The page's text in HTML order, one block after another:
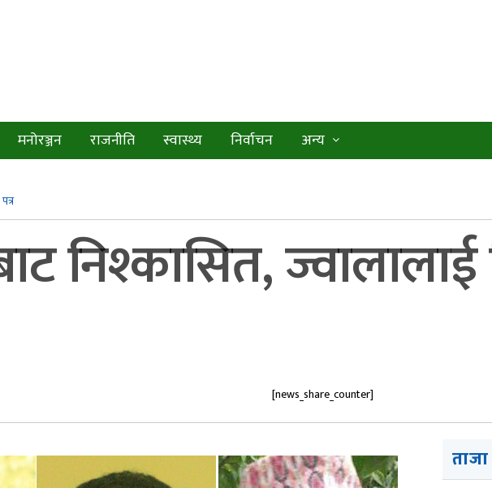
मनोरञ्जन राजनीति स्वास्थ्य निर्वाचन अन्य
निश्कासित,
[news_share_counter]